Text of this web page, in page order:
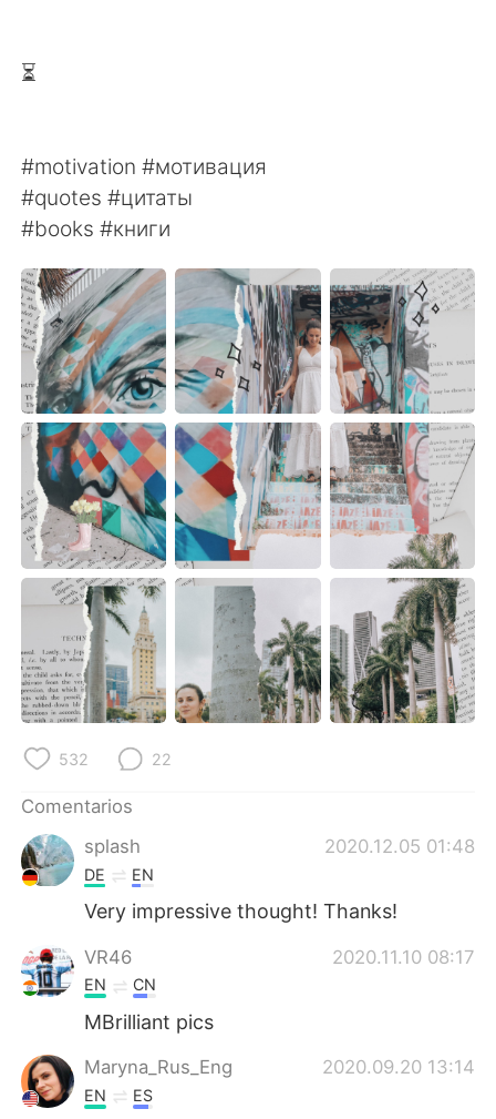
⏳
#motivation #мотивация
#quotes #цитаты
#books #книги
532 22
Comentarios
splash
2020.12.05 01:48
DE EN
Very impressive thought! Thanks!
VR46 2020.11.10 08:17
EN CN
MBrilliant pics
Maryna_Rus_Eng 2020.09.20 13:14
EN ES